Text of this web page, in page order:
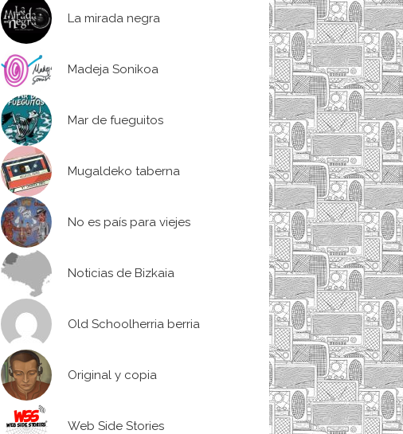
La mirada negra
Madeja Sonikoa
Mar de fueguitos
Mugaldeko taberna
No es país para viejes
Noticias de Bizkaia
Old Schoolherria berria
Original y copia
Web Side Stories